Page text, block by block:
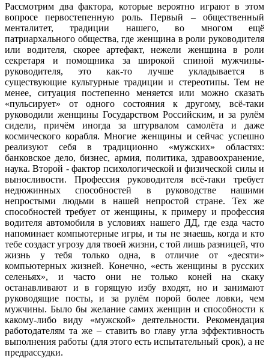
Рассмотрим два фактора, которые вероятно играют в этом
вопросе первостепенную роль. Первый – общественный
менталитет, традиции нашего, во многом ещё
патриархального общества, где женщина в роли руководителя
или водителя, скорее артефакт, нежели женщина в роли
секретаря и помощника за широкой спиной мужчины-
руководителя, это как-то лучше укладывается в
существующие культурные традиции и стереотипы. Тем не
менее, ситуация постепенно меняется или можно сказать
«пульсирует» от одного состояния к другому, всё-таки
руководили женщины Государством Российским, и за рулём
сидели, причём иногда за штурвалом самолёта и даже
космического корабля. Многие женщины и сейчас успешно
реализуют себя в традиционно «мужских» областях:
банковское дело, бизнес, армия, политика, здравоохранение,
наука. Второй - фактор психологической и физической силы и
выносливости. Профессия руководителя всё-таки требует
недюжинных способностей в руководстве нашими
непростыми людьми в нашей непростой стране. Тех же
способностей требует от женщины, к примеру и профессия
водителя автомобиля в условиях нашего ДД, где езда часто
напоминает компьютерные игры, и ты не знаешь, когда и кто
тебе создаст угрозу для твоей жизни, с той лишь разницей, что
жизнь у тебя только одна, в отличие от «десяти»
компьютерных жизней. Конечно, «есть женщины в русских
селеньях», и часто они не только коней на скаку
останавливают и в горящую избу входят, но и занимают
руководящие посты, и за рулём порой более ловки, чем
мужчины. Было бы желание самих женщин и способности к
какому-либо виду «мужской» деятельности. Рекомендация
работодателям та же – ставить во главу угла эффективность
выполнения работы (для этого есть испытательный срок), а не
предрассудки.